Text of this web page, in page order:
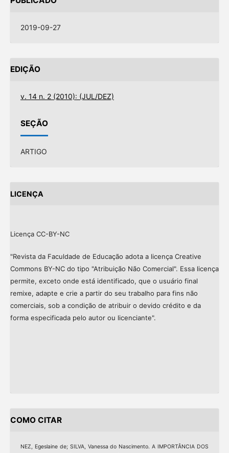
2019-09-27
EDIÇÃO
v. 14 n. 2 (2010): (JUL/DEZ)
SEÇÃO
ARTIGO
LICENÇA
Licença CC-BY-NC
"Revista da Faculdade de Educação adota a licença Creative
Commons BY-NC do tipo "Atribuição Não Comercial". Essa licença
permite, exceto onde está identificado, que o usuário final
remixe, adapte e crie a partir do seu trabalho para fins não
comerciais, sob a condição de atribuir o devido crédito e da
forma especificada pelo autor ou licenciante".
COMO CITAR
NEZ, Egeslaine de; SILVA, Vanessa do Nascimento. A IMPORTÂNCIA DOS